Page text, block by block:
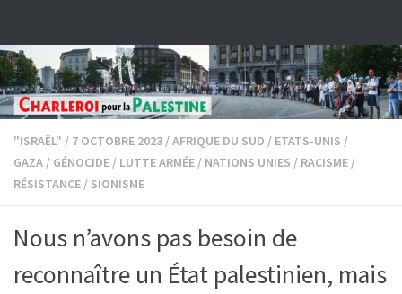
"ISRAËL" / 7 OCTOBRE 2023 /AFRIQUE DU SUD / ETATS-UNIS /
GAZA / GÉNOCIDE / LUTTE ARMÉE / NATIONS UNIES / RACISME /
RÉSISTANCE / SIONISME
Nous n’avons pas besoin de
reconnaître un État palestinien, mais